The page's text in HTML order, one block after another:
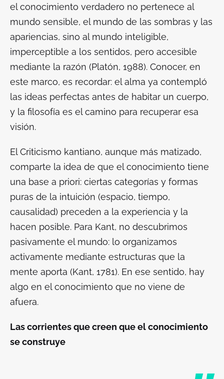
el conocimiento verdadero no pertenece al
mundo sensible, el mundo de las sombras y las
apariencias, sino al mundo inteligible,
imperceptible a los sentidos, pero accesible
mediante la razón (Platón, 1988). Conocer, en
este marco, es recordar: el alma ya contempló
las ideas perfectas antes de habitar un cuerpo,
y la filosofía es el camino para recuperar esa
visión.
El Criticismo kantiano, aunque más matizado,
comparte la idea de que el conocimiento tiene
una base a priori: ciertas categorías y formas
puras de la intuición (espacio, tiempo,
causalidad) preceden a la experiencia y la
hacen posible. Para Kant, no descubrimos
pasivamente el mundo: lo organizamos
activamente mediante estructuras que la
mente aporta (Kant, 1781). En ese sentido, hay
algo en el conocimiento que no viene de
afuera.
Las corrientes que creen que el conocimiento
se construye